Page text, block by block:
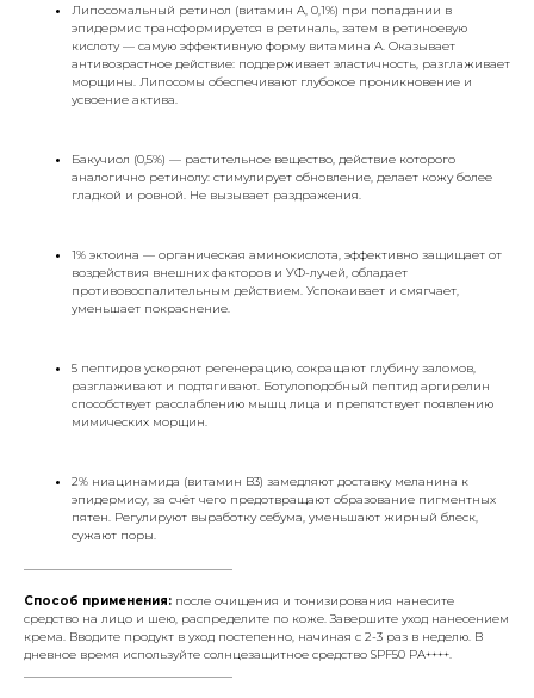
Липосомальный ретинол (витамин A, 0,1%) при попадании в
эпидермис трансформируется в ретиналь, затем в ретиноевую
кислоту — самую эффективную форму витамина A. Оказывает
антивозрастное действие: поддерживает эластичность, разглаживает
морщины. Липосомы обеспечивают глубокое проникновение и
усвоение актива.
Бакучиол (0,5%) — растительное вещество, действие которого
аналогично ретинолу: стимулирует обновление, делает кожу более
гладкой и ровной. Не вызывает раздражения.
1% эктоина — органическая аминокислота, эффективно защищает от
воздействия внешних факторов и УФ-лучей, обладает
противовоспалительным действием. Успокаивает и смягчает,
уменьшает покраснение.
5 пептидов ускоряют регенерацию, сокращают глубину заломов,
разглаживают и подтягивают. Ботулоподобный пептид аргирелин
способствует расслаблению мышц лица и препятствует появлению
мимических морщин.
2% ниацинамида (витамин B3) замедляют доставку меланина к
эпидермису, за счёт чего предотвращают образование пигментных
пятен. Регулируют выработку себума, уменьшают жирный блеск,
сужают поры.
Способ применения: после очищения и тонизирования нанесите
средство на лицо и шею, распределите по коже. Завершите уход нанесением
крема. Вводите продукт в уход постепенно, начиная с 2-3 раз в неделю. В
дневное время используйте солнцезащитное средство SPF50 PA++++.